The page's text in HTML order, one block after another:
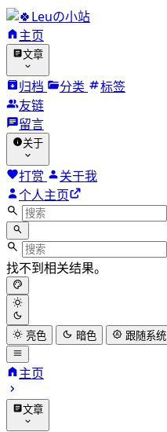
Leuの小站
主页
文章
归档 分类
标签
友链
留言
关于
打赏
关于我
个人主页
找不到相关结果。
亮色 暗色 跟随系统
主页
文章